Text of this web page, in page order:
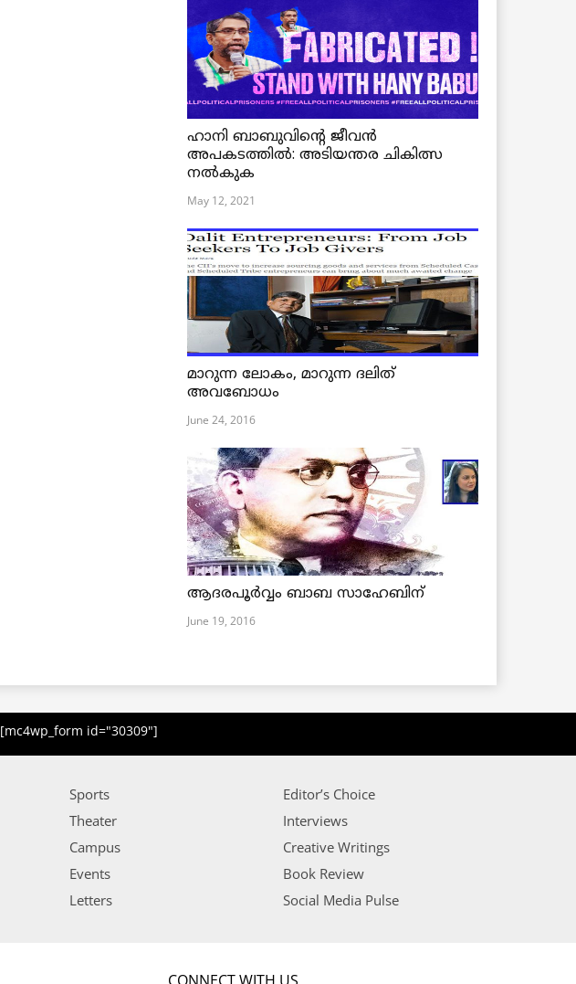
ഹാനി ബാബുവിന്റെ ജീവൻ
അപകടത്തിൽ: അടിയന്തര ചികിത്സ
നൽകുക
May 12, 2021
മാറുന്ന ലോകം, മാറുന്ന ദലിത്
അവബോധം
June 24, 2016
ആദരപൂര്‍വ്വം ബാബ സാഹേബിന്
June 19, 2016
[mc4wp_form id="30309"]
Sports
Theater
Campus
Events
Letters
Editor’s Choice
Interviews
Creative Writings
Book Review
Social Media Pulse